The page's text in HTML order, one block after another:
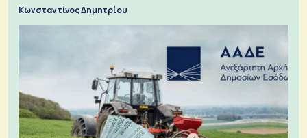
Κωνσταντίνος Δημητρίου